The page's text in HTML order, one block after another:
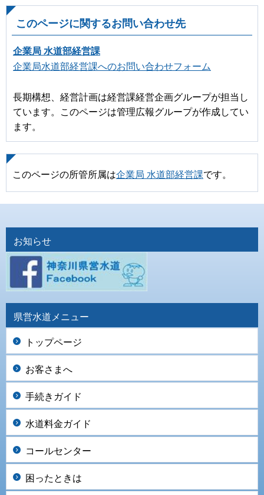
このページに関するお問い合わせ先
企業局 水道部経営課
企業局水道部経営課へのお問い合わせフォーム
長期構想、経営計画は経営課経営企画グループが担当し
ています。このページは管理広報グループが作成してい
ます。
このページの所管所属は企業局 水道部経営課です。
お知らせ
県営水道メニュー
トップページ
お客さまへ
手続きガイド
水道料金ガイド
コールセンター
困ったときは